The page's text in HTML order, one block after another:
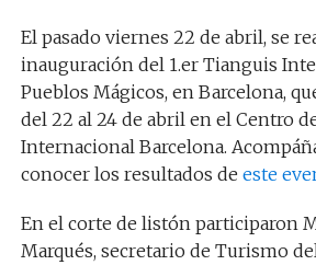
El pasado viernes 22 de abril, se
inauguración del 1.er Tianguis
Pueblos Mágicos, en Barcelona,
del 22 al 24 de abril en el Centro
Internacional Barcelona.
conocer los resultados de este
En el corte de listón participaron
Marqués, secretario de Turismo